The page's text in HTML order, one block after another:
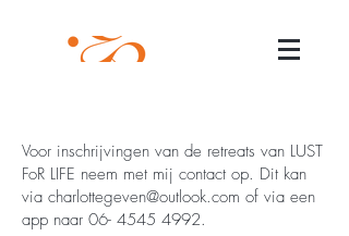
Voor inschrijvingen van de retreats van LUST
FoR LIFE neem met mij contact op. Dit kan
via charlottegeven@outlook.com of via een
app naar 06- 4545 4992.